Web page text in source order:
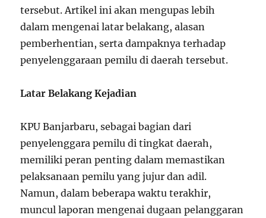
tersebut. Artikel ini akan mengupas lebih
dalam mengenai latar belakang, alasan
pemberhentian, serta dampaknya terhadap
penyelenggaraan pemilu di daerah tersebut.
Latar Belakang Kejadian
KPU Banjarbaru, sebagai bagian dari
penyelenggara pemilu di tingkat daerah,
memiliki peran penting dalam memastikan
pelaksanaan pemilu yang jujur dan adil.
Namun, dalam beberapa waktu terakhir,
muncul laporan mengenai dugaan pelanggaran